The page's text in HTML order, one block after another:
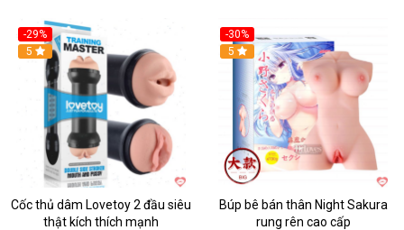
-29%
Hot
5
Cốc thủ dâm Lovetoy 2 đầu siêu
thật kích thích mạnh
-30%
Hot
5
Búp bê bán thân Night Sakura
rung rên cao cấp